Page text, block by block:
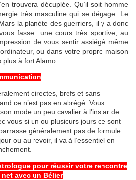
trouvera décuplée. Qu’il soit homme
très masculine qui se dégage. Le
la planète des guerriers, il y a donc
fasse une cours très sportive, au
de vous sentir assiégé même
ou dans votre propre maison
à fort Alamo.
directes, brefs et sans
ce n’est pas en abrégé. Vous
mode un peu cavalier à l'instar de
vous si un ou plusieurs jours ce sont
généralement pas de formule
ou au revoir, il va à l’essentiel en
pour réussir votre rencontre
avec un Bélier